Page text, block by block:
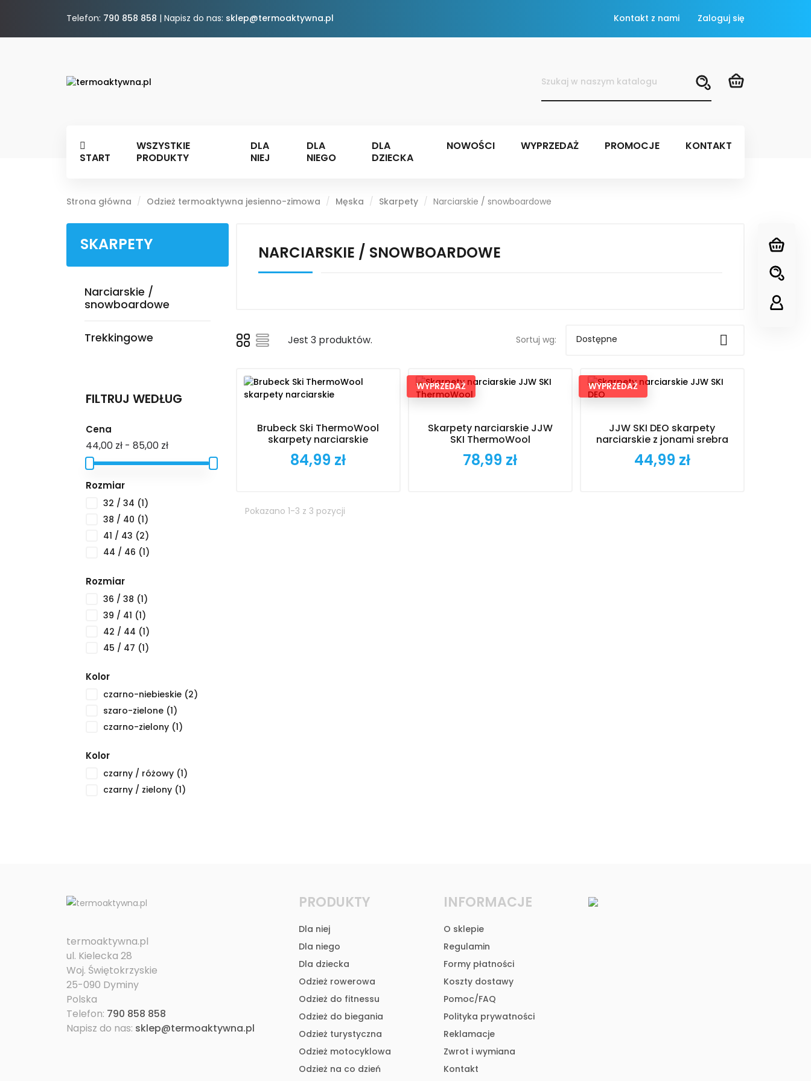
Telefon: 790 858 858 | Napisz do nas: sklep@termoaktywna.pl Kontakt z nami Zaloguj się
START
WSZYSTKIE
PRODUKTY
DLA
NIEJ
DLA
NIEGO
DLA
DZIECKA
NOWOŚCI WYPRZEDAŻ PROMOCJE KONTAKT
Strona główna Odzież termoaktywna jesienno-zimowa Męska Skarpety Narciarskie / snowboardowe
SKARPETY
Narciarskie /
snowboardowe
Trekkingowe
FILTRUJ WEDŁUG
Cena
44,00 zł - 85,00 zł
Rozmiar
32 / 34 (1)
38 / 40 (1)
41 / 43 (2)
44 / 46 (1)
Rozmiar
36 / 38 (1)
39 / 41 (1)
42 / 44 (1)
45 / 47 (1)
Kolor
czarno-niebieskie (2)
szaro-zielone (1)
czarno-zielony (1)
Kolor
czarny / różowy (1)
czarny / zielony (1)
NARCIARSKIE / SNOWBOARDOWE
Jest 3 produktów. Sortuj wg: Dostępne 
Brubeck Ski ThermoWool
skarpety narciarskie
Cena
84,99 zł
Skarpety narciarskie JJW
SKI ThermoWool
Cena
78,99 zł
WYPRZEDAŻ
JJW SKI DEO skarpety
narciarskie z jonami srebra
Cena
44,99 zł
WYPRZEDAŻ
Pokazano 1-3 z 3 pozycji
termoaktywna.pl
ul. Kielecka 28
Woj. Świętokrzyskie
25-090 Dyminy
Polska
Telefon: 790 858 858
Napisz do nas: sklep@termoaktywna.pl
PRODUKTY
Dla niej
Dla niego
Dla dziecka
Odzież rowerowa
Odzież do fitnessu
Odzież do biegania
Odzież turystyczna
Odzież motocyklowa
Odzież na co dzień
INFORMACJE
O sklepie
Regulamin
Formy płatności
Koszty dostawy
Pomoc/FAQ
Polityka prywatności
Reklamacje
Zwrot i wymiana
Kontakt